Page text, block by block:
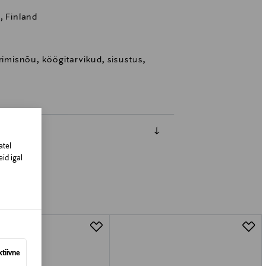
igal
Finland
köögitarvikud, sisustus,